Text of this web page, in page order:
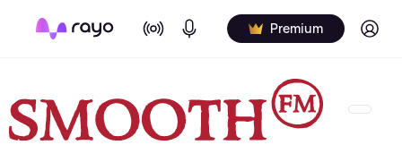
On Air Podcasts Premium Log in